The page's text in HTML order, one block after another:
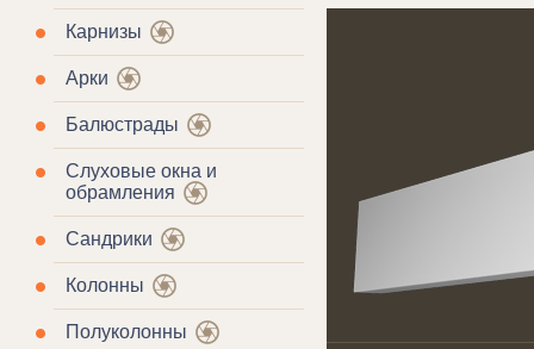
Карнизы
Арки
Балюстрады
Слуховые окна и
обрамления
Сандрики
Колонны
Полуколонны